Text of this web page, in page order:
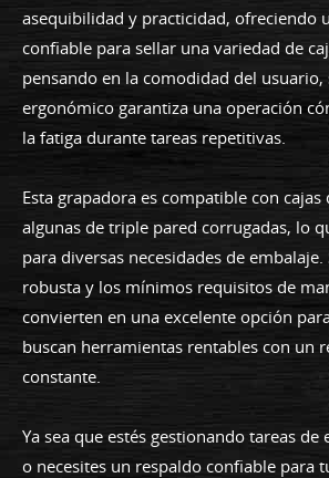
asequibilidad y practicidad, ofreciendo
confiable para sellar una variedad de
pensando en la comodidad del
ergonómico garantiza una operación
la fatiga durante tareas repetitivas.
Esta grapadora es compatible con
algunas de triple pared corrugadas, lo
para diversas necesidades de
robusta y los mínimos requisitos de
convierten en una excelente opción
buscan herramientas rentables con un
constante.
Ya sea que estés gestionando tareas de
o necesites un respaldo confiable para